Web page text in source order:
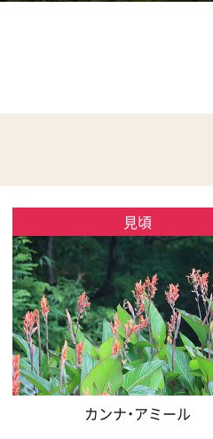
見頃
カンナ・アミール